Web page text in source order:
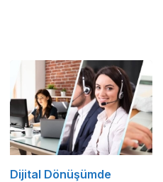
Dijital Dönüşümde